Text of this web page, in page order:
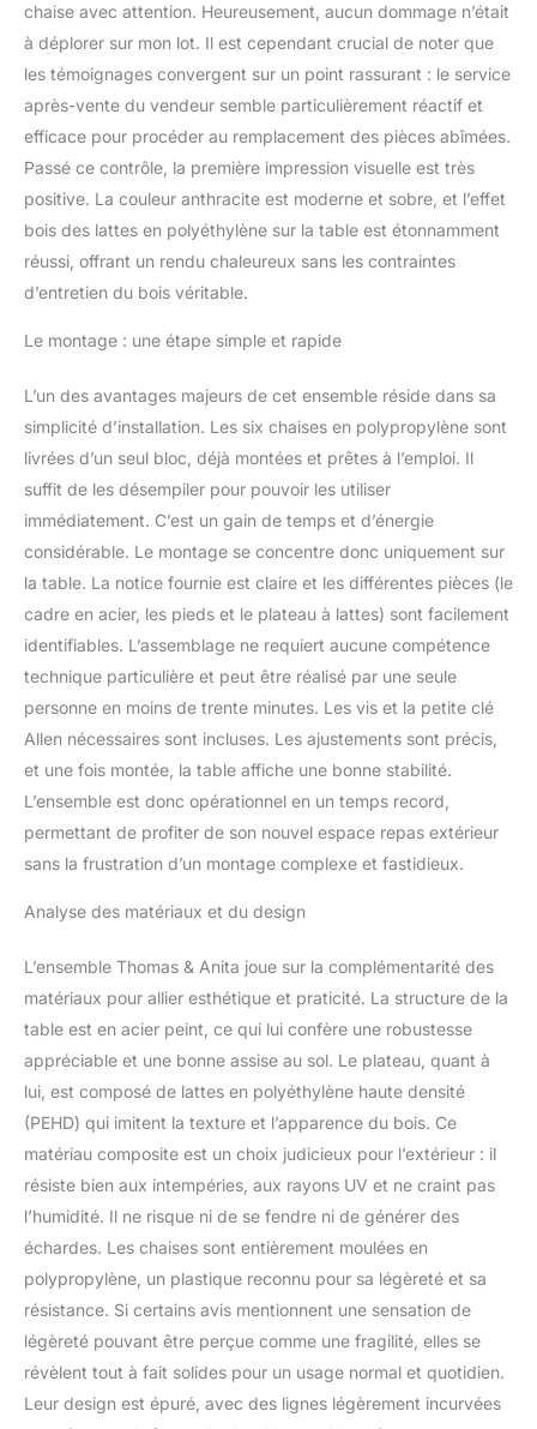
chaise avec attention. Heureusement, aucun dommage n’était
à déplorer sur mon lot. Il est cependant crucial de noter que
les témoignages convergent sur un point rassurant : le service
après-vente du vendeur semble particulièrement réactif et
efficace pour procéder au remplacement des pièces abîmées.
Passé ce contrôle, la première impression visuelle est très
positive. La couleur anthracite est moderne et sobre, et l’effet
bois des lattes en polyéthylène sur la table est étonnamment
réussi, offrant un rendu chaleureux sans les contraintes
d’entretien du bois véritable.
Le montage : une étape simple et rapide
L’un des avantages majeurs de cet ensemble réside dans sa
simplicité d’installation. Les six chaises en polypropylène sont
livrées d’un seul bloc, déjà montées et prêtes à l’emploi. Il
suffit de les désempiler pour pouvoir les utiliser
immédiatement. C’est un gain de temps et d’énergie
considérable. Le montage se concentre donc uniquement sur
la table. La notice fournie est claire et les différentes pièces (le
cadre en acier, les pieds et le plateau à lattes) sont facilement
identifiables. L’assemblage ne requiert aucune compétence
technique particulière et peut être réalisé par une seule
personne en moins de trente minutes. Les vis et la petite clé
Allen nécessaires sont incluses. Les ajustements sont précis,
et une fois montée, la table affiche une bonne stabilité.
L’ensemble est donc opérationnel en un temps record,
permettant de profiter de son nouvel espace repas extérieur
sans la frustration d’un montage complexe et fastidieux.
Analyse des matériaux et du design
L’ensemble Thomas & Anita joue sur la complémentarité des
matériaux pour allier esthétique et praticité. La structure de la
table est en acier peint, ce qui lui confère une robustesse
appréciable et une bonne assise au sol. Le plateau, quant à
lui, est composé de lattes en polyéthylène haute densité
(PEHD) qui imitent la texture et l’apparence du bois. Ce
matériau composite est un choix judicieux pour l’extérieur : il
résiste bien aux intempéries, aux rayons UV et ne craint pas
l’humidité. Il ne risque ni de se fendre ni de générer des
échardes. Les chaises sont entièrement moulées en
polypropylène, un plastique reconnu pour sa légèreté et sa
résistance. Si certains avis mentionnent une sensation de
légèreté pouvant être perçue comme une fragilité, elles se
révèlent tout à fait solides pour un usage normal et quotidien.
Leur design est épuré, avec des lignes légèrement incurvées